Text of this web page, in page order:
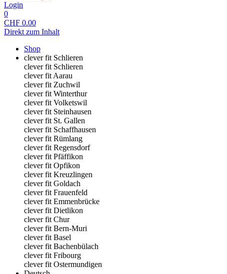
Login
0
CHF 0.00
Direkt zum Inhalt
Shop
clever fit Schlieren
clever fit Schlieren
clever fit Aarau
clever fit Zuchwil
clever fit Winterthur
clever fit Volketswil
clever fit Steinhausen
clever fit St. Gallen
clever fit Schaffhausen
clever fit Rümlang
clever fit Regensdorf
clever fit Pfäffikon
clever fit Opfikon
clever fit Kreuzlingen
clever fit Goldach
clever fit Frauenfeld
clever fit Emmenbrücke
clever fit Dietlikon
clever fit Chur
clever fit Bern-Muri
clever fit Basel
clever fit Bachenbülach
clever fit Fribourg
clever fit Ostermundigen